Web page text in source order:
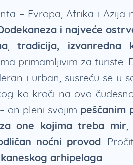
– Evropa, Afrika i Azija
i najveće
, tradicija, izvanredna
primamljivim za turiste.
i urban, susreću se u
ko kroči na ovo
on pleni svojim peščanim
one kojima treba mir,
noćni provod.
arhipelaga.